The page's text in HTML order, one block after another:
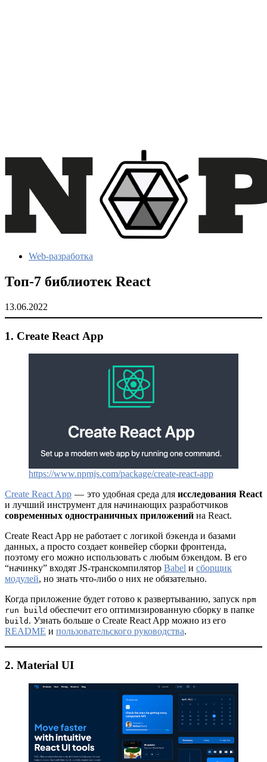
Web-разработка
Топ-7 библиотек React
13.06.2022
1. Create React App
https://www.npmjs.com/package/create-react-app
Create React App — это удобная среда для исследования React
и лучший инструмент для начинающих разработчиков
современных одностраничных приложений на React.
Create React App не работает с логикой бэкенда и базами
данных, а просто создает конвейер сборки фронтенда,
поэтому его можно использовать с любым бэкендом. В его
“начинку” входят JS-транскомпилятор Babel и сборщик
модулей, но знать что-либо о них не обязательно.
Когда приложение будет готово к развертыванию, запуск npm
run build обеспечит его оптимизированную сборку в папке
build . Узнать больше о Create React App можно из его
README и пользовательского руководства.
2. Material UI